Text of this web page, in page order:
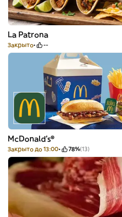
La Patrona
Закрыто --
McDonald's®
Закрыто до 13:00 78%(13)